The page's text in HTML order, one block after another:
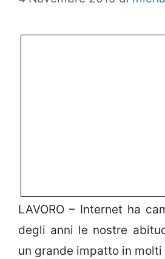
LAVORO – Internet ha
degli anni le nostre
un grande impatto in